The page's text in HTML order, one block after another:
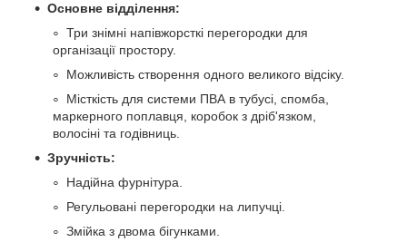
Основне відділення:
Три знімні напівжорсткі перегородки для
організації простору.
Можливість створення одного великого відсіку.
Місткість для системи ПВА в тубусі, спомба,
маркерного поплавця, коробок з дріб'язком,
волосіні та годівниць.
Зручність:
Надійна фурнітура.
Регульовані перегородки на липучці.
Змійка з двома бігунками.